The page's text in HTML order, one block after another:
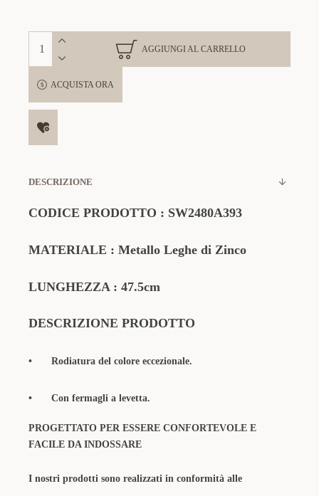
AGGIUNGI AL CARRELLO
ACQUISTA ORA
DESCRIZIONE
CODICE PRODOTTO : SW2480A393
MATERIALE : Metallo Leghe di Zinco
LUNGHEZZA : 47.5cm
DESCRIZIONE PRODOTTO
• Rodiatura del colore eccezionale.
• Con fermagli a levetta.
PROGETTATO PER ESSERE CONFORTEVOLE E
FACILE DA INDOSSARE
I nostri prodotti sono realizzati in conformità alle